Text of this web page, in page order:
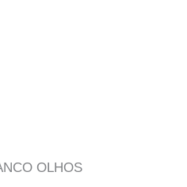
OLHOS